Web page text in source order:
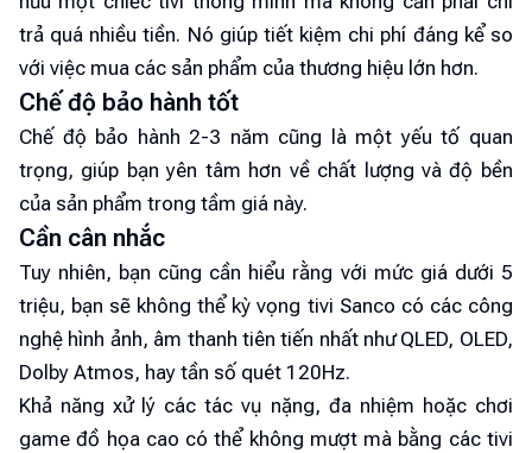
trả quá nhiều tiền. Nó giúp tiết kiệm chi phí đáng kể so
với việc mua các sản phẩm của thương hiệu lớn hơn.
Chế độ bảo hành tốt
Chế độ bảo hành 2-3 năm cũng là một yếu tố quan
trọng, giúp bạn yên tâm hơn về chất lượng và độ bền
của sản phẩm trong tầm giá này.
Cần cân nhắc
Tuy nhiên, bạn cũng cần hiểu rằng với mức giá dưới 5
triệu, bạn sẽ không thể kỳ vọng tivi Sanco có các công
nghệ hình ảnh, âm thanh tiên tiến nhất như QLED, OLED,
Dolby Atmos, hay tần số quét 120Hz.
Khả năng xử lý các tác vụ nặng, đa nhiệm hoặc chơi
game đồ họa cao có thể không mượt mà bằng các tivi